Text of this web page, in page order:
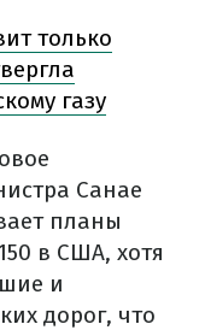
только
газу
Санае
планы
в США, хотя
и
дорог, что